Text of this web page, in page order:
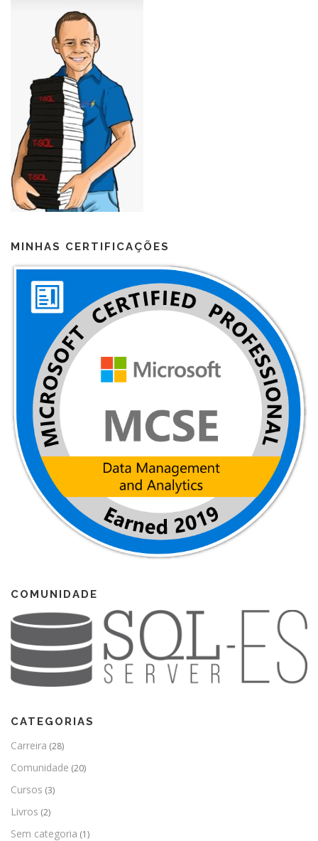
MINHAS CERTIFICAÇÕES
COMUNIDADE
CATEGORIAS
Carreira (28)
Comunidade (20)
Cursos (3)
Livros (2)
Sem categoria (1)